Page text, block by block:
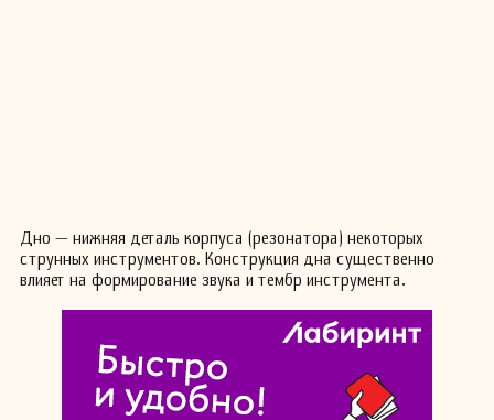
Дно — нижняя деталь корпуса (резонатора) некоторых
струнных инструментов. Конструкция дна существенно
влияет на формирование звука и тембр инструмента.